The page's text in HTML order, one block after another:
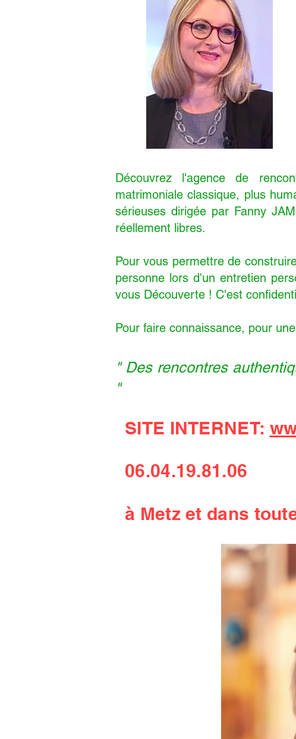
Découvrez l'agence de
matrimoniale classique, plus
sérieuses dirigée par Fanny
réellement libres.
Pour vous permettre de
personne lors d'un entretien
vous Découverte ! C'est
Pour faire connaissance, pour
" Des rencontres
"
SITE INTERNET:
06.04.19.81.06
à Metz et dans